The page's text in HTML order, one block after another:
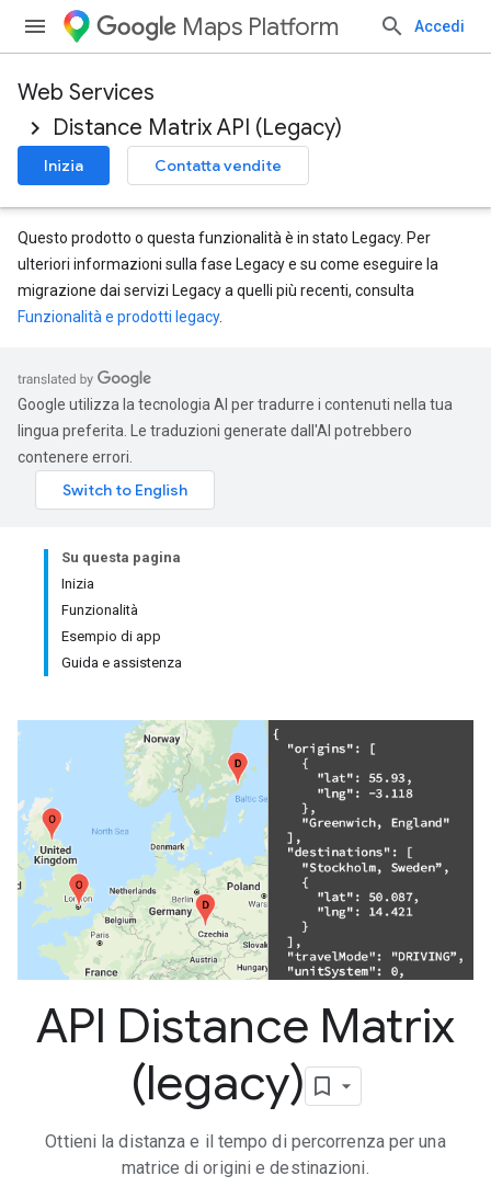
Maps Platform Accedi
Web Services
Distance Matrix API (Legacy)
Inizia Contatta vendite
Questo prodotto o questa funzionalità è in stato Legacy. Per
ulteriori informazioni sulla fase Legacy e su come eseguire la
migrazione dai servizi Legacy a quelli più recenti, consulta
Funzionalità e prodotti legacy.
Google utilizza la tecnologia AI per tradurre i contenuti nella tua
lingua preferita. Le traduzioni generate dall'AI potrebbero
contenere errori.
Su questa pagina
Inizia
Funzionalità
Esempio di app
Guida e assistenza
API Distance Matrix
(legacy)
Ottieni la distanza e il tempo di percorrenza per una
matrice di origini e destinazioni.